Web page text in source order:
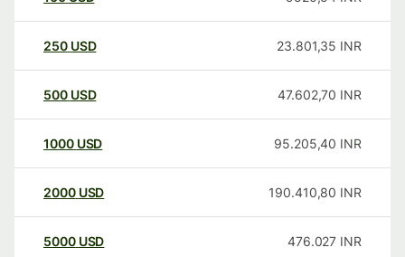
250 USD 23.801,35 INR
500 USD 47.602,70 INR
1000 USD 95.205,40 INR
2000 USD 190.410,80 INR
5000 USD 476.027 INR